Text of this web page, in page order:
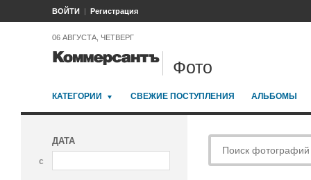
ВОЙТИ Регистрация
06 АВГУСТА, ЧЕТВЕРГ
Фото
КАТЕГОРИИ СВЕЖИЕ ПОСТУПЛЕНИЯ АЛЬБОМЫ
ДАТА
с